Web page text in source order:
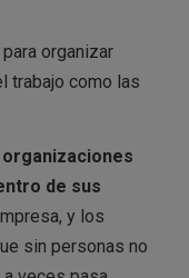
organizar
trabajo como las
organizaciones
de sus
y los
sin personas no